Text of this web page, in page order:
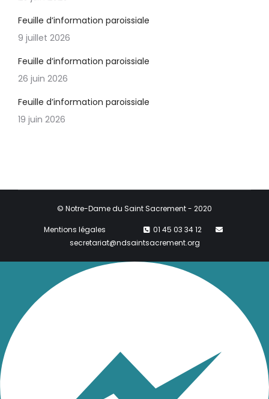
Feuille d’information paroissiale
9 juillet 2026
Feuille d’information paroissiale
26 juin 2026
Feuille d’information paroissiale
19 juin 2026
© Notre-Dame du Saint Sacrement - 2020
Mentions légales
01 45 03 34 12
secretariat@ndsaintsacrement.org